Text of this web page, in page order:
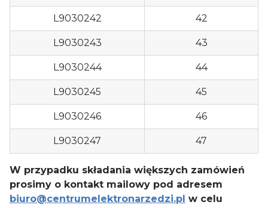
L9030242 42
L9030243 43
L9030244 44
L9030245 45
L9030246 46
L9030247 47
W przypadku składania większych zamówień
prosimy o kontakt mailowy pod adresem
biuro@centrumelektronarzedzi.pl w celu